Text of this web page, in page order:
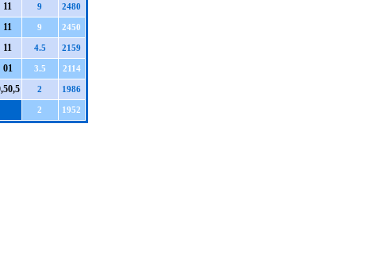
11 9 2480
11 9 2450
11 4.5 2159
01 3.5 2114
0,5 2 1986
2 1952